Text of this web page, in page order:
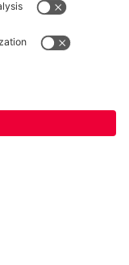
escluse
81547 Monaco
lì!